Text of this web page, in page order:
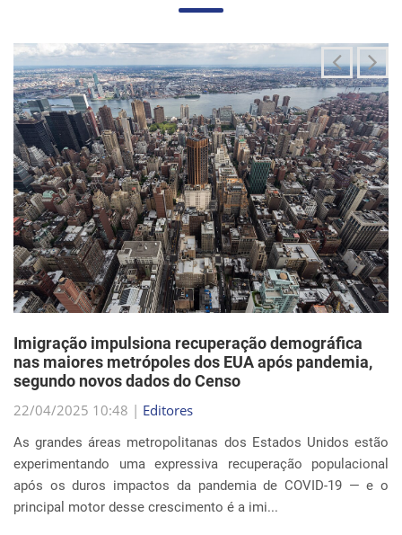
Imigração impulsiona recuperação demográfica
nas maiores metrópoles dos EUA após pandemia,
segundo novos dados do Censo
22/04/2025 10:48 |Editores
As grandes áreas metropolitanas dos Estados Unidos estão
experimentando uma expressiva recuperação populacional
principal motor desse crescimento é a imi...
EVENTOS